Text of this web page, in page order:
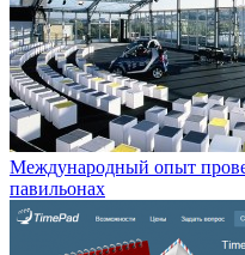
Международный опыт
павильонах